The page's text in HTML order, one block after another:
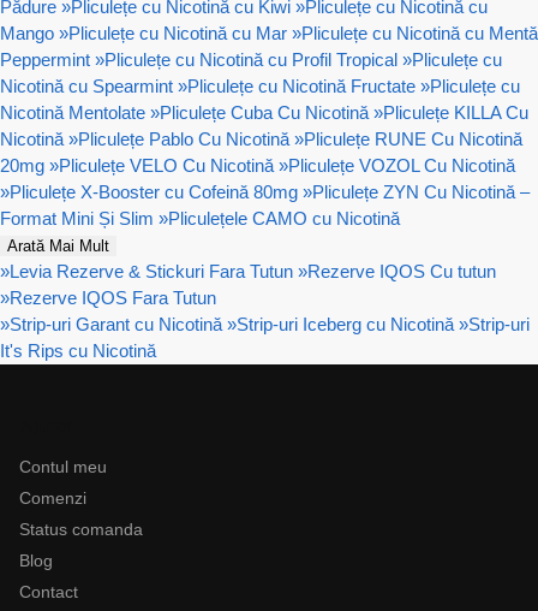
Pădure »Pliculețe cu Nicotină cu Kiwi »Pliculețe cu Nicotină cu
Mango »Pliculețe cu Nicotină cu Mar »Pliculețe cu Nicotină cu Mentă
Peppermint »Pliculețe cu Nicotină cu Profil Tropical »Pliculețe cu
Nicotină cu Spearmint »Pliculețe cu Nicotină Fructate »Pliculețe cu
Nicotină Mentolate »Pliculețe Cuba Cu Nicotină »Pliculețe KILLA Cu
Nicotină »Pliculețe Pablo Cu Nicotină »Pliculețe RUNE Cu Nicotină
20mg »Pliculețe VELO Cu Nicotină »Pliculețe VOZOL Cu Nicotină
»Pliculețe X-Booster cu Cofeină 80mg »Pliculețe ZYN Cu Nicotină –
Format Mini Și Slim »Pliculețele CAMO cu Nicotină
Arată Mai Mult
»Levia Rezerve & Stickuri Fara Tutun »Rezerve IQOS Cu tutun
»Rezerve IQOS Fara Tutun
»Strip-uri Garant cu Nicotină »Strip-uri Iceberg cu Nicotină »Strip-uri
It's Rips cu Nicotină
Contul meu
Comenzi
Status comanda
Blog
Contact